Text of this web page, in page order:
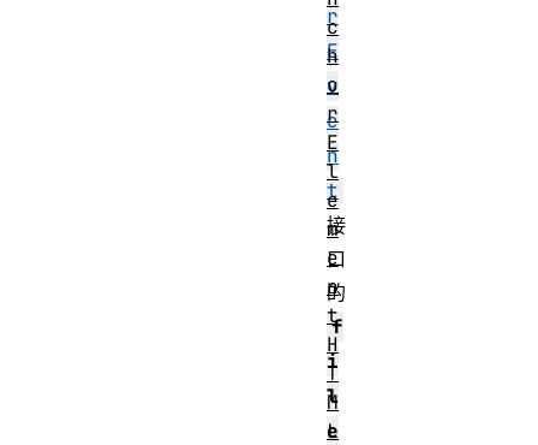
r
E
v
e
n
t
接
口
的
f
i
l
e
c
h
o
r
E
l
e
m
e
n
t
H
T
M
L